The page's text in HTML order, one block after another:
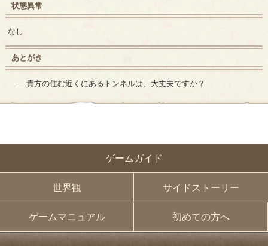
ゲームガイド
世界観 サイドストーリー
ゲームマニュアル 初めての方へ
状態異常
なし
あとがき
──貴方の住む近くにあるトンネルは、大丈夫ですか？